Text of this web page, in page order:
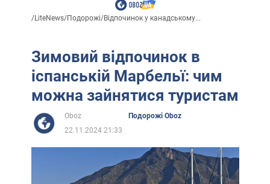
/LiteNews/Подорожі/Відпочинок у канадському...
Зимовий відпочинок в
іспанській Марбельї: чим
можна зайнятися туристам
Oboz
Подорожі Oboz
22.11.2024 21:33